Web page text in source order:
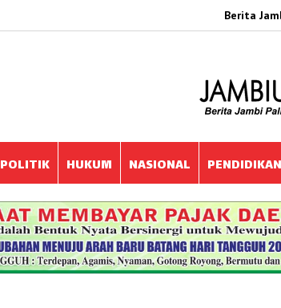
Berita
POLITIK HUKUM NASIONAL PENDIDIKAN